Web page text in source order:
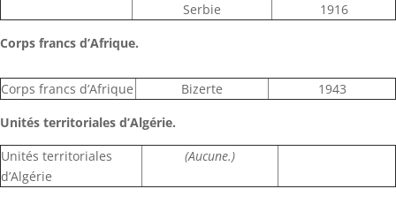
Serbie
1916
Corps francs d’Afrique.
Corps francs d’Afrique Bizerte
1943
Unités territoriales d’Algérie.
Unités territoriales
d’Algérie
(Aucune.)